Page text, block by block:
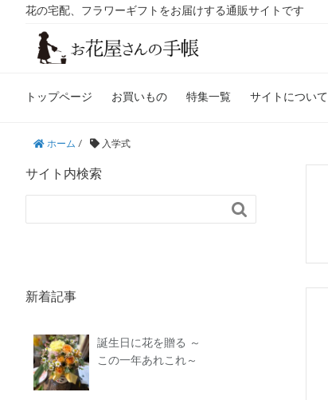
花の宅配、フラワーギフトをお届けする通販サイトです
トップページ お買いもの 特集一覧 サイトについて
ホーム / 入学式
サイト内検索

新着記事
誕生日に花を贈る ～
この一年あれこれ～